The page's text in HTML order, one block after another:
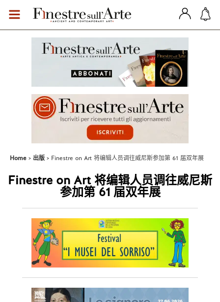
Home 出版 Finestre on Art 将编辑人员调往威尼斯参加第 61 届双年展
Finestre on Art 将编辑人员调往威尼斯
参加第 61 届双年展